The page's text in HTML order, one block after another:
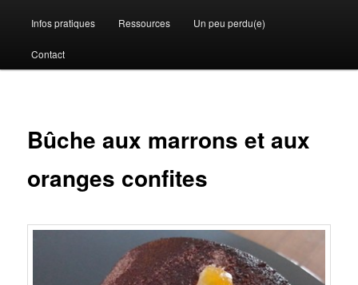
Infos pratiques Ressources Un peu perdu(e)
Contact
Bûche aux marrons et aux
oranges confites